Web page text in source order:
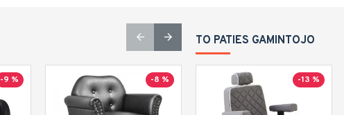
-9 % -8 %
Top
Turime sandėlyje
TO PATIES GAMINTOJO
-13 %